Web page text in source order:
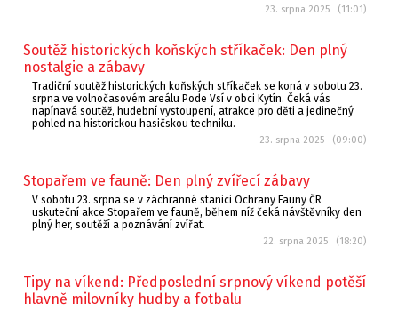
23. srpna 2025 (11:01)
Soutěž historických koňských stříkaček: Den plný
nostalgie a zábavy
Tradiční soutěž historických koňských stříkaček se koná v sobotu 23.
srpna ve volnočasovém areálu Pode Vsí v obci Kytín. Čeká vás
napínavá soutěž, hudební vystoupení, atrakce pro děti a jedinečný
pohled na historickou hasičskou techniku.
23. srpna 2025 (09:00)
Stopařem ve fauně: Den plný zvířecí zábavy
V sobotu 23. srpna se v záchranné stanici Ochrany Fauny ČR
uskuteční akce Stopařem ve fauně, během níž čeká návštěvníky den
plný her, soutěží a poznávání zvířat.
22. srpna 2025 (18:20)
Tipy na víkend: Předposlední srpnový víkend potěší
hlavně milovníky hudby a fotbalu